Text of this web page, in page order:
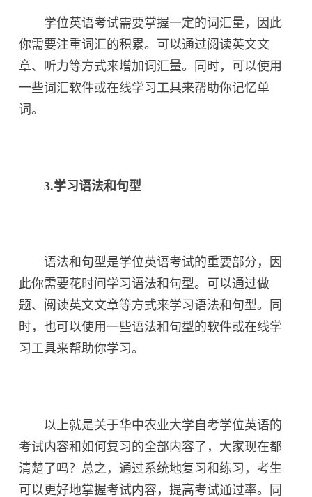
学位英语考试需要掌握一定的词汇量，因此
你需要注重词汇的积累。可以通过阅读英文文
章、听力等方式来增加词汇量。同时，可以使用
一些词汇软件或在线学习工具来帮助你记忆单
词。
3.学习语法和句型
语法和句型是学位英语考试的重要部分，因
此你需要花时间学习语法和句型。可以通过做
题、阅读英文文章等方式来学习语法和句型。同
时，也可以使用一些语法和句型的软件或在线学
习工具来帮助你学习。
以上就是关于华中农业大学自考学位英语的
考试内容和如何复习的全部内容了，大家现在都
清楚了吗？总之，通过系统地复习和练习，考生
可以更好地掌握考试内容，提高考试通过率。同